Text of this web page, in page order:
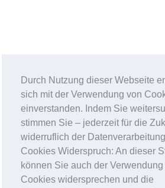
Durch Nutzung dieser Webseite
sich mit der Verwendung von
einverstanden. Indem Sie
stimmen Sie – jederzeit für die
widerruflich der
Cookies Widerspruch: An dieser
können Sie auch der Verwendung
Cookies widersprechen und die